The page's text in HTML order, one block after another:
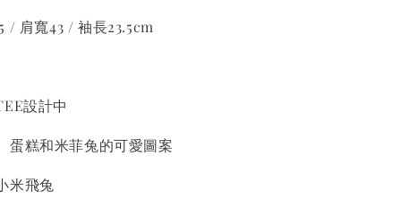
/ 肩寬43 / 袖長23.5cm
設計中
蛋糕和米菲兔的可愛圖案
米飛兔